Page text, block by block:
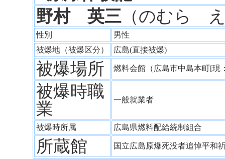
野村 英三 （のむら
性別
男性
被爆地（被爆区分）
広島(直接被爆)
被爆場所 燃料会館（広島市中島本町[
被爆時職
業
一般就業者
被爆時所属 広島県燃料配給統制組合
所蔵館 国立広島原爆死没者追悼平